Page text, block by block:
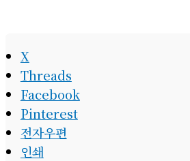
X
Threads
Facebook
Pinterest
전자우편
인쇄